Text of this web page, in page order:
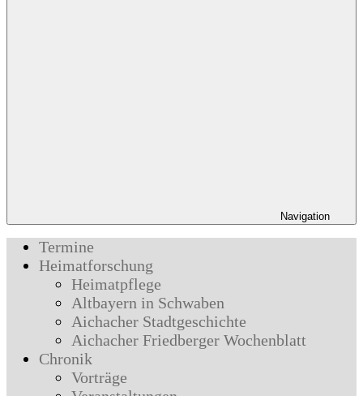
Navigation
Termine
Heimatforschung
Heimatpflege
Altbayern in Schwaben
Aichacher Stadtgeschichte
Aichacher Friedberger Wochenblatt
Chronik
Vorträge